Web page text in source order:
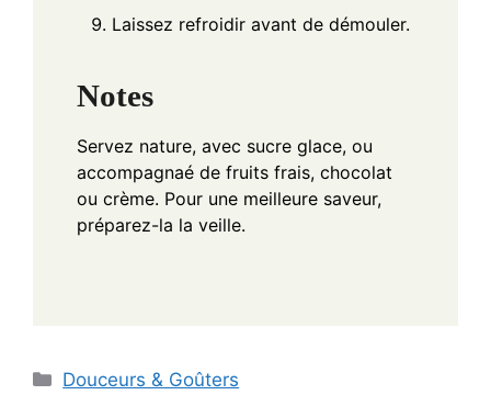
Laissez refroidir avant de démouler.
Notes
Servez nature, avec sucre glace, ou
accompagnaé de fruits frais, chocolat
ou crème. Pour une meilleure saveur,
préparez-la la veille.
Categories
Douceurs & Goûters